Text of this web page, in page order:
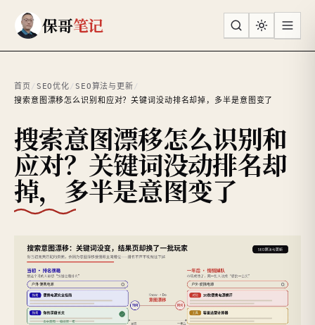
保哥笔记
首页/ SEO优化/ SEO算法与更新/
搜索意图漂移怎么识别和应对？关键词没动排名却掉，多半是意图变了
搜索意图漂移怎么识别和
应对？关键词没动排名却
掉，多半是意图变了